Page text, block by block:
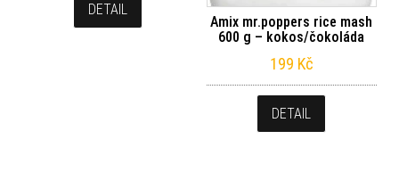
DETAIL
Amix mr.poppers rice mash
600 g – kokos/čokoláda
199 Kč
DETAIL